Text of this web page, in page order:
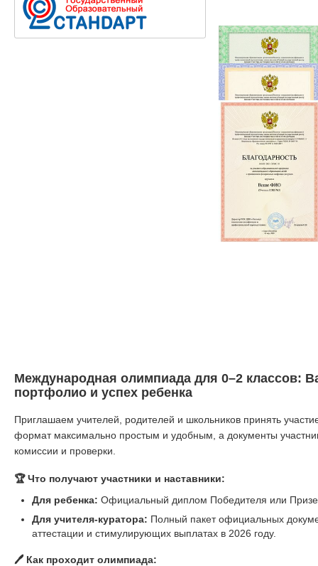
Международная олимпиада для 0–2 классов:
портфолио и успех ребенка
Приглашаем учителей, родителей и школьников принять
формат максимально простым и удобным, а документы
комиссии и проверки.
🏆 Что получают участники и наставники:
Для ребенка: Официальный диплом Победителя или
Для учителя-куратора: Полный пакет официальных
аттестации и стимулирующих выплатах в 2026 году.
🖊️ Как проходит олимпиада: